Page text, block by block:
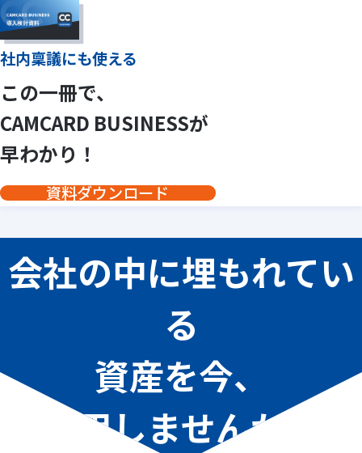
社内稟議にも使える
この一冊で、
CAMCARD BUSINESSが
早わかり！
資料ダウンロード
会社の中に埋もれてい
る
資産を今、
活用しませんか？